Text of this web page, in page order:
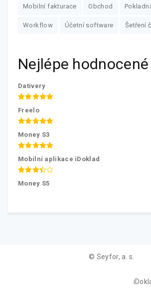
Mobilní fakturace Obchod
Workflow Účetní software Šetření
Nejlépe hodnocené
Dativery
5.00z 5
Freelo
5.00z 5
Money S3
5.00z 5
Mobilní aplikace iDoklad
3.50z
Money S5
© Seyfor, a. s.